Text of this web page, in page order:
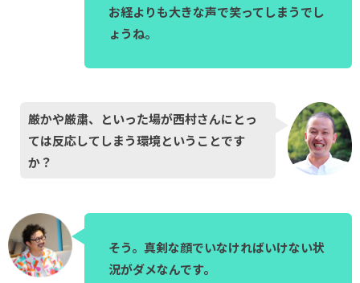
お経よりも大きな声で笑ってしまうでし
ょうね。
厳かや厳粛、といった場が西村さんにとっ
ては反応してしまう環境ということです
か？
そう。真剣な顔でいなければいけない状
況がダメなんです。